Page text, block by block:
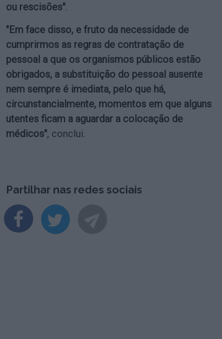
ou rescisões".
"Em face disso, e fruto da necessidade de
cumprirmos as regras de contratação de
pessoal a que os organismos públicos estão
obrigados, a substituição do pessoal ausente
nem sempre é imediata, pelo que há,
circunstancialmente, momentos em que alguns
utentes ficam a aguardar a colocação de
médicos", conclui.
Partilhar nas redes sociais